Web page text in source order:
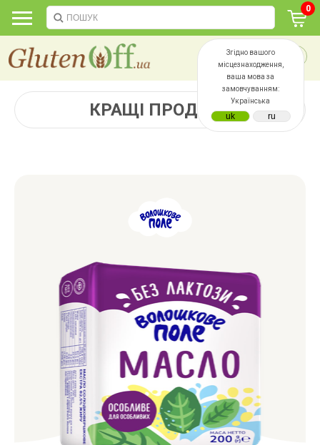
Згідно вашого
місцезнаходження,
ваша мова за
замовчуванням:
Українська
0
КРАЩІ ПРОДАЖІ